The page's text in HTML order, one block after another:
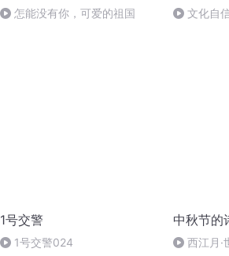
怎能没有你，可爱的祖国 文化自
1号交警
1号交警024
中秋节的
西江月·